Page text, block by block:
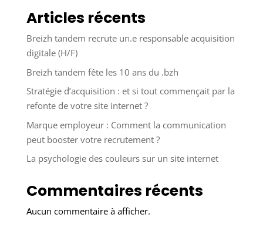
Articles récents
Breizh tandem recrute un.e responsable acquisition
digitale (H/F)
Breizh tandem fête les 10 ans du .bzh
Stratégie d’acquisition : et si tout commençait par la
refonte de votre site internet ?
Marque employeur : Comment la communication
peut booster votre recrutement ?
La psychologie des couleurs sur un site internet
Commentaires récents
Aucun commentaire à afficher.